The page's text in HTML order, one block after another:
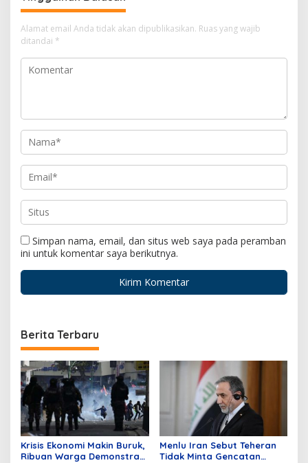
Alamat email Anda tidak akan dipublikasikan. Ruas yang wajib
ditandai *
Simpan nama, email, dan situs web saya pada peramban
ini untuk komentar saya berikutnya.
Berita Terbaru
Krisis Ekonomi Makin Buruk,
Ribuan Warga Demonstran
Menlu Iran Sebut Teheran
Tidak Minta Gencatan